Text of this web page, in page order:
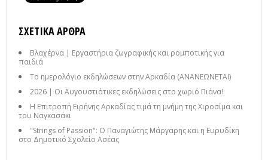
ΣΧΕΤΙΚΆ ΆΡΘΡΑ
Βλαχέρνα | Εργαστήρια ζωγραφικής και ρομποτικής για
παιδιά
Το ημερολόγιο εκδηλώσεων στην Αρκαδία (ΑΝΑΝΕΩΝΕΤΑΙ)
2026 | Οι Αυγουστιάτικες εκδηλώσεις στο χωριό Πιάνα!
Η Επιτροπή Ειρήνης Αρκαδίας τιμά τη μνήμη της Χιροσίμα και
του Ναγκασάκι
"Strings of Passion": Ο Παναγιώτης Μάργαρης και η Ευρυδίκη
στο Δημοτικό Σχολείο Ασέας